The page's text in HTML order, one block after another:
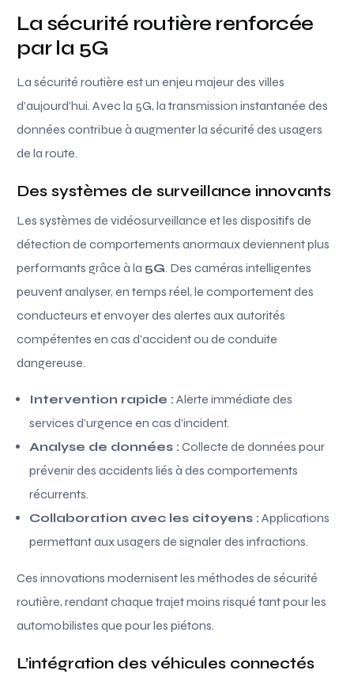
La sécurité routière renforcée
par la 5G
La sécurité routière est un enjeu majeur des villes
d’aujourd’hui. Avec la 5G, la transmission instantanée des
données contribue à augmenter la sécurité des usagers
de la route.
Des systèmes de surveillance innovants
Les systèmes de vidéosurveillance et les dispositifs de
détection de comportements anormaux deviennent plus
performants grâce à la 5G. Des caméras intelligentes
peuvent analyser, en temps réel, le comportement des
conducteurs et envoyer des alertes aux autorités
compétentes en cas d’accident ou de conduite
dangereuse.
Intervention rapide : Alerte immédiate des
services d’urgence en cas d’incident.
Analyse de données : Collecte de données pour
prévenir des accidents liés à des comportements
récurrents.
Collaboration avec les citoyens : Applications
permettant aux usagers de signaler des infractions.
Ces innovations modernisent les méthodes de sécurité
routière, rendant chaque trajet moins risqué tant pour les
automobilistes que pour les piétons.
L’intégration des véhicules connectés